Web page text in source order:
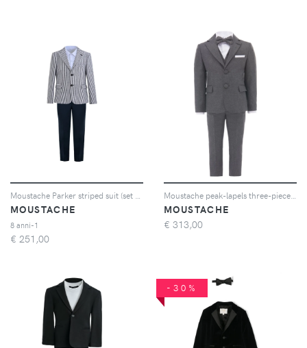
MOUSTACHE
8 anni-1
€ 251,00
MOUSTACHE
€ 313,00
-30%